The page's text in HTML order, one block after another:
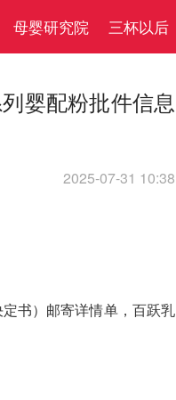
母婴研究院 三杯以后
婴配粉批件信息
2025-07-31 10:38
书）邮寄详情单，百跃乳